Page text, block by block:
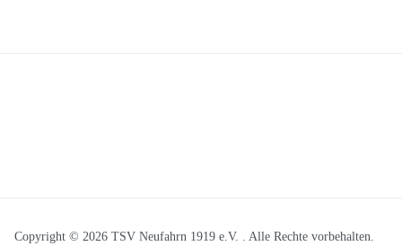
Copyright © 2026 TSV Neufahrn 1919 e.V. . Alle Rechte vorbehalten.